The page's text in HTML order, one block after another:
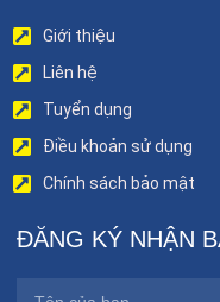
Giới thiệu
Liên hệ
Tuyển dụng
Điều khoản sử dụng
Chính sách bảo mật
ĐĂNG KÝ NHẬN